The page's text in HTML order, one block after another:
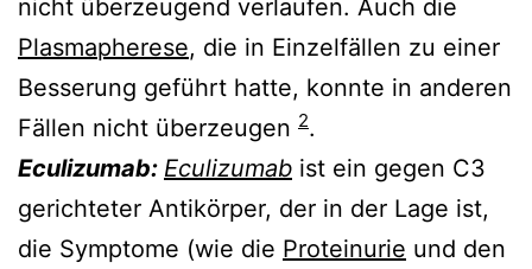
nicht überzeugend verlaufen. Auch die
Plasmapherese, die in Einzelfällen zu einer
Besserung geführt hatte, konnte in anderen
Fällen nicht überzeugen 2.
Eculizumab: Eculizumab ist ein gegen C3
gerichteter Antikörper, der in der Lage ist,
die Symptome (wie die Proteinurie und den